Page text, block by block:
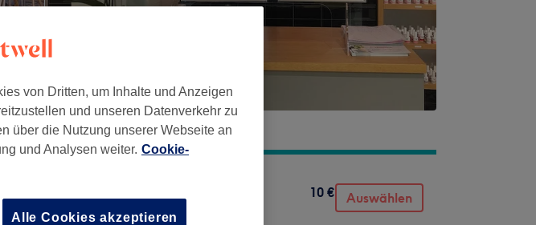
10 € Auswählen
von Dritten, um Inhalte und Anzeigen
und unseren Datenverkehr zu
über die Nutzung unserer Webseite an
und Analysen weiter. Cookie-
Alle Cookies akzeptieren